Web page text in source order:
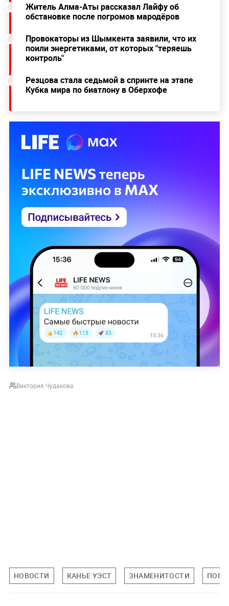
Житель Алма-Аты рассказал Лайфу об
обстановке после погромов мародёров
Провокаторы из Шымкента заявили, что их
поили энергетиками, от которых "теряешь
контроль"
Резцова стала седьмой в спринте на этапе
Кубка мира по биатлону в Оберхофе
Виктория Чудакова
НОВОСТИ КАНЬЕ УЭСТ ЗНАМЕНИТОСТИ ПОП-